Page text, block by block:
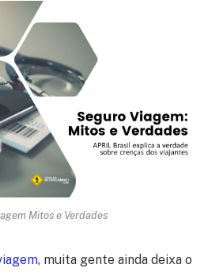
Mitos e Verdades
, muita gente ainda deixa o